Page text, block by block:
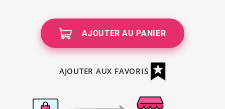
AJOUTER AU PANIER
AJOUTER AUX FAVORIS